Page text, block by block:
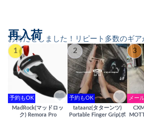
お待たせしました！リピート多数のギア
再入荷
1
予約もOK
MadRock(マッドロッ
ク) Remora Pro
2
予約もOK
tataanz(タターンツ)
Portable Finger Grip(ポ
3
メー